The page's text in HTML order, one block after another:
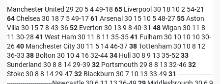
Manchester United 29 20 5 4 49-18 65 Liverpool 30 18 10 2 54-21
64Chelsea 30 18 7 5 49-1761 Arsenal 30 15 10 5 48-2755Aston
Villa 30 15 7 8 43-3652 Everton 30 13 9 8 40-31 48Wigan 30 11 8
11 30-28 41 West Ham 30 11 8 11 35-3541 Fulham 30 10 10 10 30-
2640 Manchester City 30 11 5 14 46-3738Tottenham 30 10 8 12
36-33 38 Bolton 30 10 4 16 32-4434 Hull 30 8 9 13 35-5233
Sunderland 30 8 8 14 29-39 32 Portsmouth 29 8 8 13 32-4632
Stoke 30 8 8 14 29-4732 Blackburn 30 7 10 13 33-49 31 ------------------